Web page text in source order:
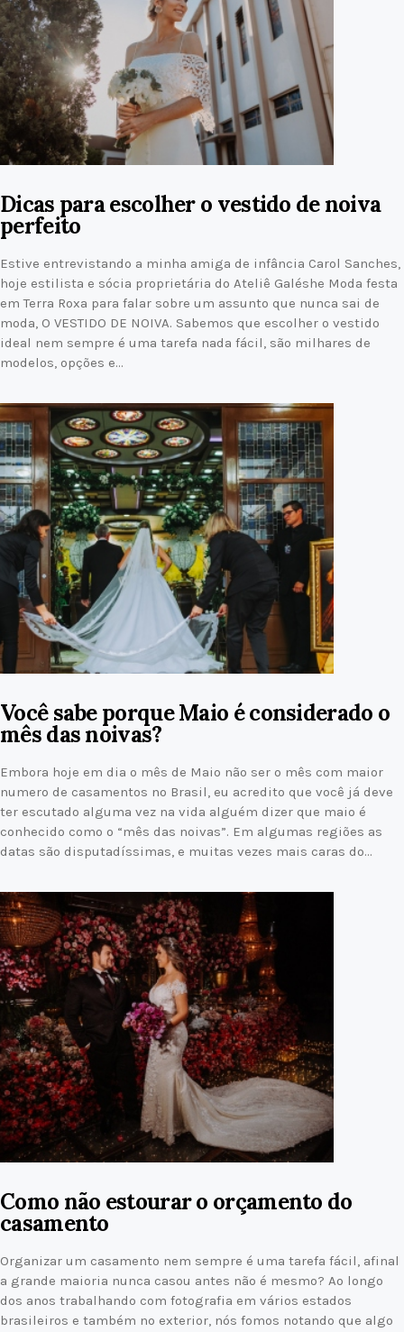
Dicas para escolher o vestido de noiva
perfeito
Estive entrevistando a minha amiga de infância Carol Sanches,
hoje estilista e sócia proprietária do Ateliê Galéshe Moda festa
em Terra Roxa para falar sobre um assunto que nunca sai de
moda, O VESTIDO DE NOIVA. Sabemos que escolher o vestido
ideal nem sempre é uma tarefa nada fácil, são milhares de
modelos, opções e…
Você sabe porque Maio é considerado o
mês das noivas?
Embora hoje em dia o mês de Maio não ser o mês com maior
numero de casamentos no Brasil, eu acredito que você já deve
ter escutado alguma vez na vida alguém dizer que maio é
conhecido como o “mês das noivas”. Em algumas regiões as
datas são disputadíssimas, e muitas vezes mais caras do…
Como não estourar o orçamento do
casamento
Organizar um casamento nem sempre é uma tarefa fácil, afinal
a grande maioria nunca casou antes não é mesmo? Ao longo
dos anos trabalhando com fotografia em vários estados
brasileiros e também no exterior, nós fomos notando que algo